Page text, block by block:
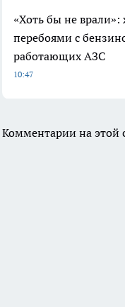
«Хоть бы не
перебоями с
работающих АЗС
10:47
Комментарии на этой